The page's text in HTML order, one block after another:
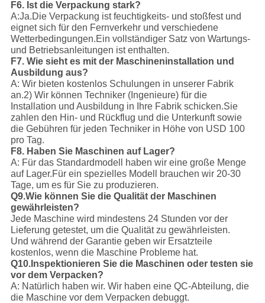
F6. Ist die Verpackung stark?
A:Ja.Die Verpackung ist feuchtigkeits- und stoßfest und
eignet sich für den Fernverkehr und verschiedene
Wetterbedingungen.Ein vollständiger Satz von Wartungs-
und Betriebsanleitungen ist enthalten.
F7. Wie sieht es mit der Maschineninstallation und
Ausbildung aus?
A: Wir bieten kostenlos Schulungen in unserer Fabrik
an.2) Wir können Techniker (Ingenieure) für die
Installation und Ausbildung in Ihre Fabrik schicken.Sie
zahlen den Hin- und Rückflug und die Unterkunft sowie
die Gebühren für jeden Techniker in Höhe von USD 100
pro Tag.
F8. Haben Sie Maschinen auf Lager?
A: Für das Standardmodell haben wir eine große Menge
auf Lager.Für ein spezielles Modell brauchen wir 20-30
Tage, um es für Sie zu produzieren.
Q9.Wie können Sie die Qualität der Maschinen
gewährleisten?
Jede Maschine wird mindestens 24 Stunden vor der
Lieferung getestet, um die Qualität zu gewährleisten.
Und während der Garantie geben wir Ersatzteile
kostenlos, wenn die Maschine Probleme hat.
Q10.Inspektionieren Sie die Maschinen oder testen sie
vor dem Verpacken?
A: Natürlich haben wir. Wir haben eine QC-Abteilung, die
die Maschine vor dem Verpacken debuggt.